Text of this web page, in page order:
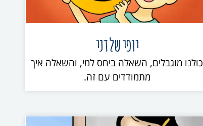
יופי של דני
כולנו מוגבלים, השאלה ביחס למי, והשאלה איך
מתמודדים עם זה.